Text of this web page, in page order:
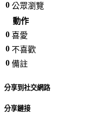
0 公眾瀏覽
動作
0 喜愛
0 不喜歡
0 備註
分享到社交網路
分享鏈接